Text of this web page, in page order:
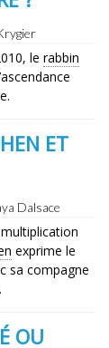
le rabbin
ET
Dalsace
exprime le
sa compagne
OU